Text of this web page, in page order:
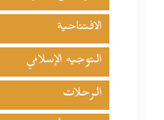
الافتتاحية
التوجيه الإسلامي
الرحلات